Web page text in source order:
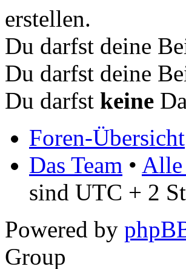
erstellen.
Du darfst deine
Du darfst deine
Du darfst keine
Foren-Übersicht
Das Team • Alle
sind UTC + 2
Powered by
Group